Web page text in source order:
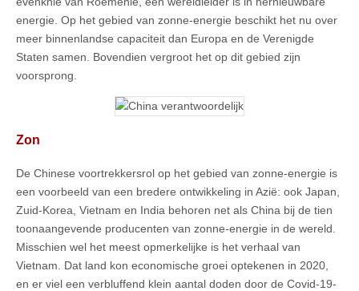
energie. Op het gebied van zonne-energie beschikt het nu over
meer binnenlandse capaciteit dan Europa en de Verenigde
Staten samen. Bovendien vergroot het op dit gebied zijn
voorsprong.
Zon
De Chinese voortrekkersrol op het gebied van zonne-energie is
een voorbeeld van een bredere ontwikkeling in Azië: ook Japan,
Zuid-Korea, Vietnam en India behoren net als China bij de tien
toonaangevende producenten van zonne-energie in de wereld.
Misschien wel het meest opmerkelijke is het verhaal van
Vietnam. Dat land kon economische groei optekenen in 2020,
en er viel een verbluffend klein aantal doden door de Covid-19-